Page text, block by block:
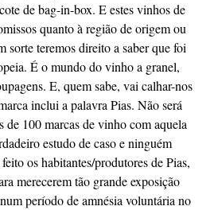
de bag-in-box. E estes vinhos de
quanto à região de origem ou
sorte teremos direito a saber que foi
É o mundo do vinho a granel,
E, quem sabe, vai calhar-nos
inclui a palavra Pias. Não será
100 marcas de vinho com aquela
estudo de caso e ninguém
os habitantes/produtores de Pias,
merecerem tão grande exposição
período de amnésia voluntária no